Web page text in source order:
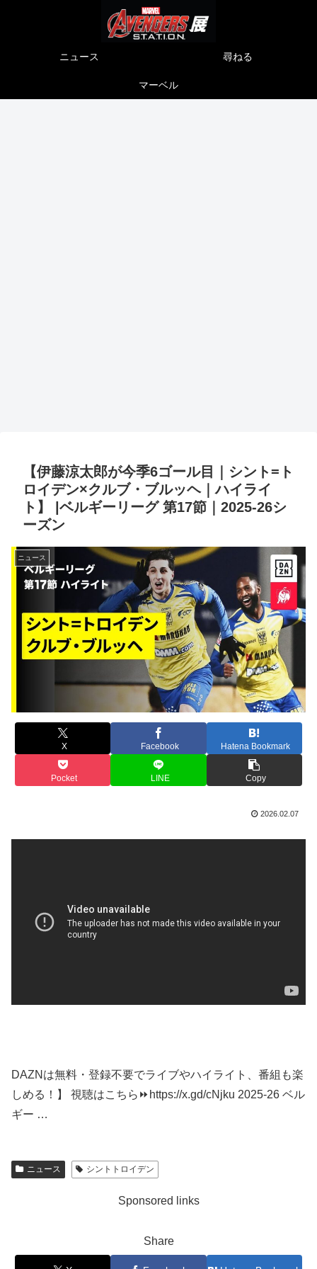
ニュース 尋ねる
マーベル
【伊藤涼太郎が今季6ゴール目｜シント=ト
ロイデン×クルブ・ブルッヘ｜ハイライ
ト】 |ベルギーリーグ 第17節｜2025-26シ
ーズン
ニュース
X Facebook Hatena Bookmark
Pocket LINE Copy
2026.02.07
DAZNは無料・登録不要でライブやハイライト、番組も楽
しめる！】 視聴はこちら⏩️https://x.gd/cNjku 2025-26 ベル
ギー …
ニュース シントトロイデン
Sponsored links
Share